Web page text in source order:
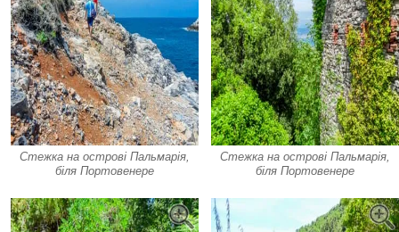
Стежка на острові Пальмарія,
біля Портовенере
Стежка на острові Пальмарія,
біля Портовенере